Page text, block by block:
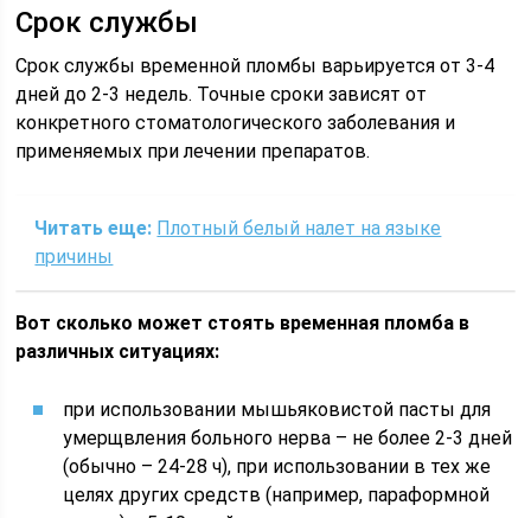
Срок службы
Срок службы временной пломбы варьируется от 3-4
дней до 2-3 недель. Точные сроки зависят от
конкретного стоматологического заболевания и
применяемых при лечении препаратов.
Читать еще: Плотный белый налет на языке
причины
Вот сколько может стоять временная пломба в
различных ситуациях:
при использовании мышьяковистой пасты для
умерщвления больного нерва – не более 2-3 дней
(обычно – 24-28 ч), при использовании в тех же
целях других средств (например, параформной